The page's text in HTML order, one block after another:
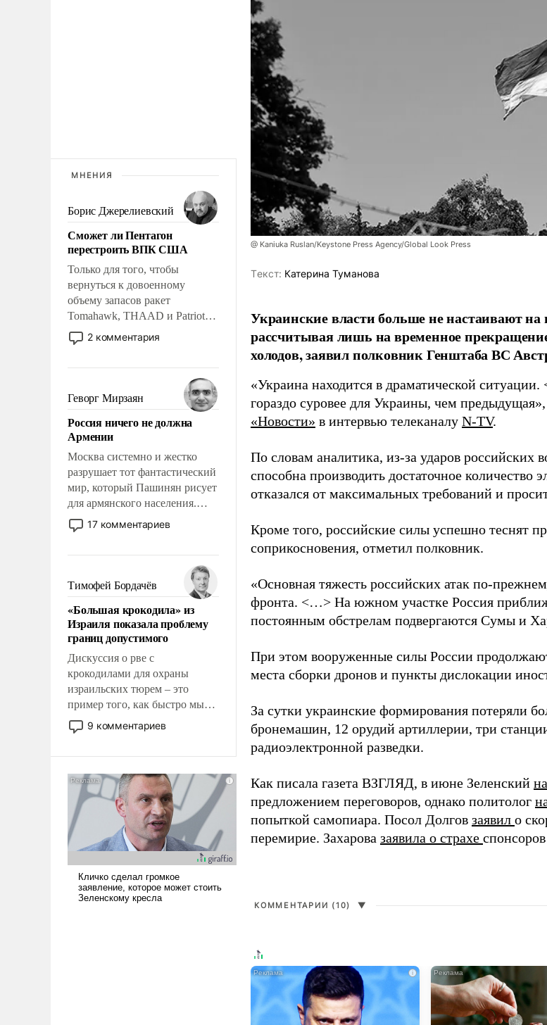
МНЕНИЯ
Борис Джерелиевский
Сможет ли Пентагон
перестроить ВПК США
Только для того, чтобы
вернуться к довоенному
объему запасов ракет
Tomahawk, THAAD и Patriot
США потребуется более трех
лет. Даже небольшая война с
Сложившаяся ситуация
означает многолетний период
уязвимости США, например,
перед Китаем.
2 комментария
Геворг Мирзаян
Россия ничего не должна
Армении
Москва системно и жестко
разрушает тот фантастический
мир, который Пашинян рисует
для армянского населения.
Мир, где политические
прожекты будут безусловно
налогоплательщиков и где
Еревану за свои поступки не
нужно отвечать.
17 комментариев
Тимофей Бордачёв
«Большая крокодила» из
Израиля показала проблему
границ допустимого
Дискуссия о рве с
крокодилами для охраны
израильских тюрем – это
пример того, как быстро мы
двигаемся по пути
революционных изменений.
псевдонаучной фантастики,
стало всерьез обсуждаемой
идеей.
9 комментариев
@ Kaniuka Ruslan/Keystone Press Agency/Global Look Press
Tекст: Катерина Туманова
Украинские власти больше не настаивают
рассчитывая лишь на временное
холодов, заявил полковник Генштаба ВС
«Украина находится в драматической
гораздо суровее для Украины, чем
«Новости» в интервью телеканалу N-TV.
По словам аналитика, из-за ударов российских
способна производить достаточное количество
отказался от максимальных требований и
Кроме того, российские силы успешно теснят
соприкосновения, отметил полковник.
«Основная тяжесть российских атак по-
фронта. <…> На южном участке Россия
постоянным обстрелам подвергаются Сумы и
При этом вооруженные силы России
места сборки дронов и пункты дислокации
За сутки украинские формирования потеряли
бронемашин, 12 орудий артиллерии, три
радиоэлектронной разведки.
Как писала газета ВЗГЛЯД, в июне Зеленский
предложением переговоров, однако политолог
попыткой самопиара. Посол Долгов заявил о
перемирие. Захарова заявила о страхе
КОММЕНТАРИИ (10) ▼
i